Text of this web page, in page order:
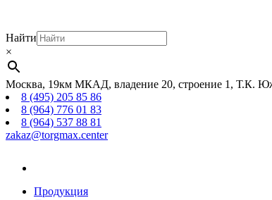
Найти
×
Москва, 19км МКАД, владение 20, строение 1, Т.К.
8 (495) 205 85 86
8 (964) 776 01 83
8 (964) 537 88 81
zakaz@torgmax.center
Продукция